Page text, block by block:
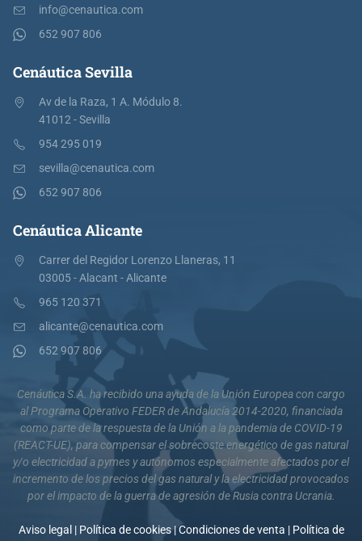
info@cenautica.com
652 907 806
Cenáutica Sevilla
Av de la Raza, 1 A. Módulo 8.
41012 - Sevilla
954 295 019
sevilla@cenautica.com
652 907 806
Cenáutica Alicante
Carrer del Regidor Lorenzo Llaneras, 11
03005 - Alacant - Alicante
965 120 371
alicante@cenautica.com
652 907 806
Cenáutica S.A. ha recibido una ayuda de la Unión Europea con cargo
al Programa Operativo FEDER de Andalucía 2014-2020, financiada
como parte de la respuesta de la Unión a la pandemia de COVID-19
(REACT-UE), para compensar el sobrecoste energético de gas natural
y/o electricidad a pymes y autónomos especialmente afectados por el
incremento de los precios del gas natural y la electricidad provocados
por el impacto de la guerra de agresión de Rusia contra Ucrania.
Aviso legal| Política de cookies|Condiciones de venta | Política de